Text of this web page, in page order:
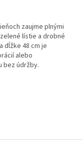
zaujme plnými
lístie a drobné
dĺžke 48 cm je
alebo
bez údržby.